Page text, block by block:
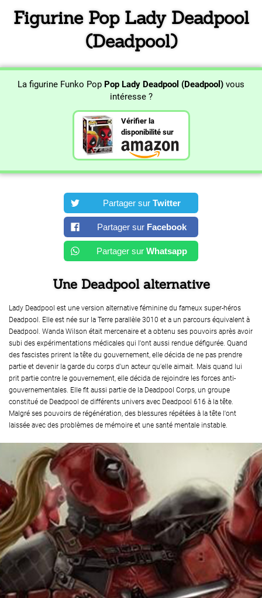
Figurine Pop Lady Deadpool
(Deadpool)
La figurine Funko Pop Pop Lady Deadpool (Deadpool) vous
intéresse ?
Vérifier la
disponibilité sur
Partager sur Twitter
Partager sur Facebook
Partager sur Whatsapp
Une Deadpool alternative
Lady Deadpool est une version alternative féminine du fameux super-héros
Deadpool. Elle est née sur la Terre parallèle 3010 et a un parcours équivalent à
Deadpool. Wanda Wilson était mercenaire et a obtenu ses pouvoirs après avoir
subi des expérimentations médicales qui l'ont aussi rendue défigurée. Quand
des fascistes prirent la tête du gouvernement, elle décida de ne pas prendre
partie et devenir la garde du corps d'un acteur qu'elle aimait. Mais quand lui
prit partie contre le gouvernement, elle décida de rejoindre les forces anti-
gouvernementales. Elle fit aussi partie de la Deadpool Corps, un groupe
constitué de Deadpool de différents univers avec Deadpool 616 à la tête.
Malgré ses pouvoirs de régénération, des blessures répétées à la tête l'ont
laissée avec des problèmes de mémoire et une santé mentale instable.